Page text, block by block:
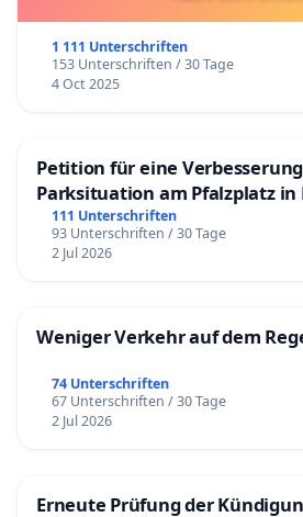
1 111 Unterschriften
153 Unterschriften / 30 Tage
4 Oct 2025
Petition für eine
Parksituation am Pfalzplatz
111 Unterschriften
93 Unterschriften / 30 Tage
2 Jul 2026
Weniger Verkehr auf dem
74 Unterschriften
67 Unterschriften / 30 Tage
2 Jul 2026
Erneute Prüfung der